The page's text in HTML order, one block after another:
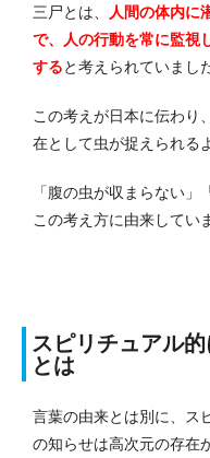
三尸とは、
人間の体内に
で、人の行動を常に監視
すると考えられていまし
この考えが日本に伝わり
在として虫が捉えられる
「腹の虫が収まらない」
この考え方に由来してい
スピリチュアル
とは
言葉の由来とは別に、ス
の知らせは高次元の存在